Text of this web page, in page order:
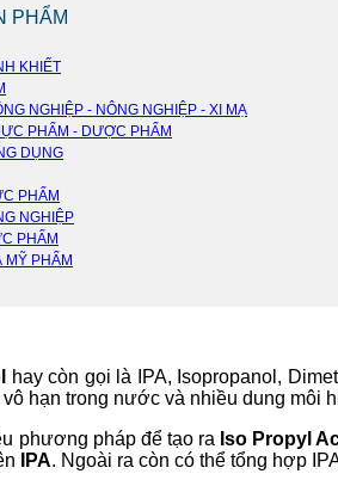
PHẨM
KHIẾT
NGHIỆP - NÔNG NGHIỆP - XI MẠ
PHẨM - DƯỢC PHẨM
DỤNG
PHẨM
NGHIỆP
PHẨM
MỸ PHẨM
hay còn gọi là IPA, Isopropanol,
hạn trong nước và nhiều dung môi
phương pháp để tạo ra Iso Propyl
IPA. Ngoài ra còn có thể tổng hợp